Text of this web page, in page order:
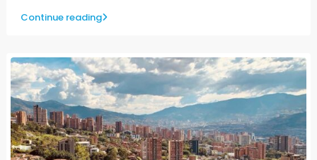
Continue reading